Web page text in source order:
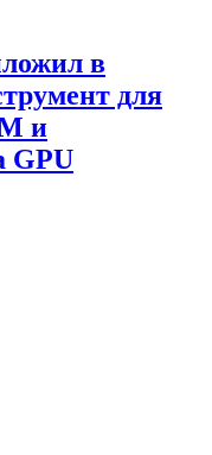
в
для
и
GPU